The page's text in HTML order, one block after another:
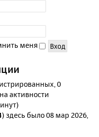
меня
0
активности
) здесь было 08 мар 2026,